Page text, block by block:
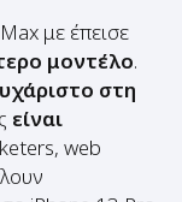
στη
είναι
web
, το iPhone 13 Pro